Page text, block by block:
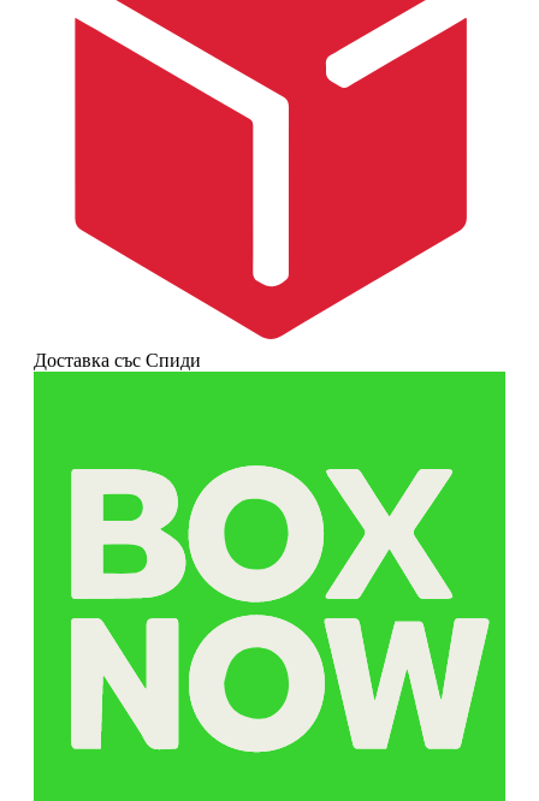
Доставка със Спиди